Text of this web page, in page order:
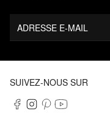
ADRESSE E-MAIL
SUIVEZ-NOUS SUR